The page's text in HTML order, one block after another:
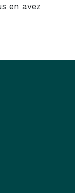
en avez